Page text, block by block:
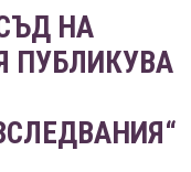
НА
ПУБЛИКУВА